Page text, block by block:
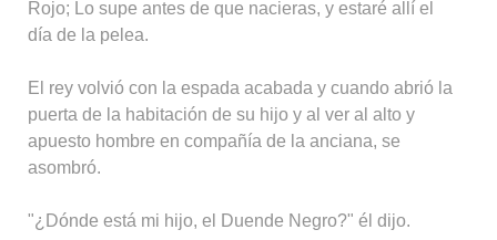
Rojo; Lo supe antes de que nacieras, y estaré allí el
día de la pelea.
El rey volvió con la espada acabada y cuando abrió la
puerta de la habitación de su hijo y al ver al alto y
apuesto hombre en compañía de la anciana, se
asombró.
"¿Dónde está mi hijo, el Duende Negro?" él dijo.